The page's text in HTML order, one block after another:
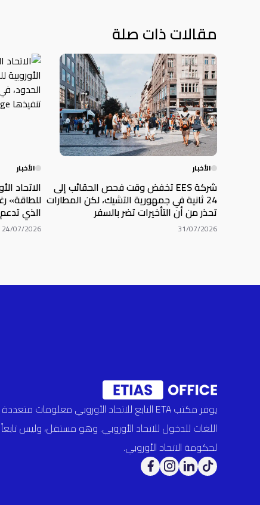
مقالات ذات صلة
الأخبار
شركة EES تخفض وقت فحص الحقائب إلى
24 ثانية في جمهورية التشيك، لكن المطارات
تحذر من أن التأخيرات تضر بالسفر
31/07/2026
الأخبار
الاتحاد
للطاقة»
الذي
24/07/2026
يوفر مكتب ETA التابع للاتحاد الأوروبي معلومات متعددة
اللغات للدخول للاتحاد الأوروبي. وهو مستقل، وليس تابعاً
لحكومة الاتحاد الأوروبي.